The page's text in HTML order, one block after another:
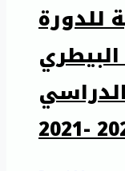
للدورة
2020